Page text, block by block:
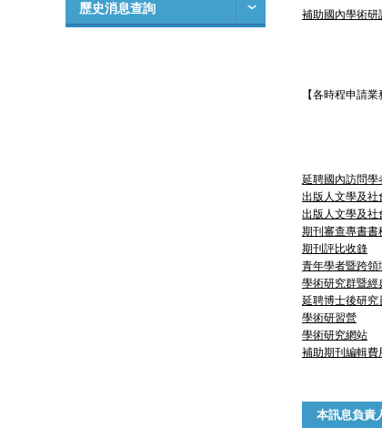
歷史消息查詢 補助國內學術研
【各時程申請業
延聘國內訪問學
出版人文學及社
出版人文學及社
期刊審查專書書
期刊評比收錄
青年學者暨跨領
學術研究群暨經
延聘博士後研究
學術研習營
學術研究網站
補助期刊編輯費
本訊息負責